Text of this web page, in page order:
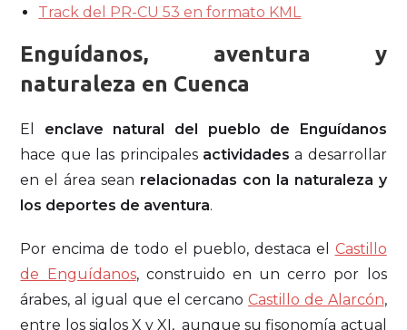
Track del PR-CU 53 en formato KML
Enguídanos, aventura y
naturaleza en Cuenca
El enclave natural del pueblo de Enguídanos
hace que las principales actividades a desarrollar
en el área sean relacionadas con la naturaleza y
los deportes de aventura.
Por encima de todo el pueblo, destaca el Castillo
de Enguídanos, construido en un cerro por los
árabes, al igual que el cercanoCastillo de Alarcón,
entre los siglos X y XI, aunque su fisonomía actual